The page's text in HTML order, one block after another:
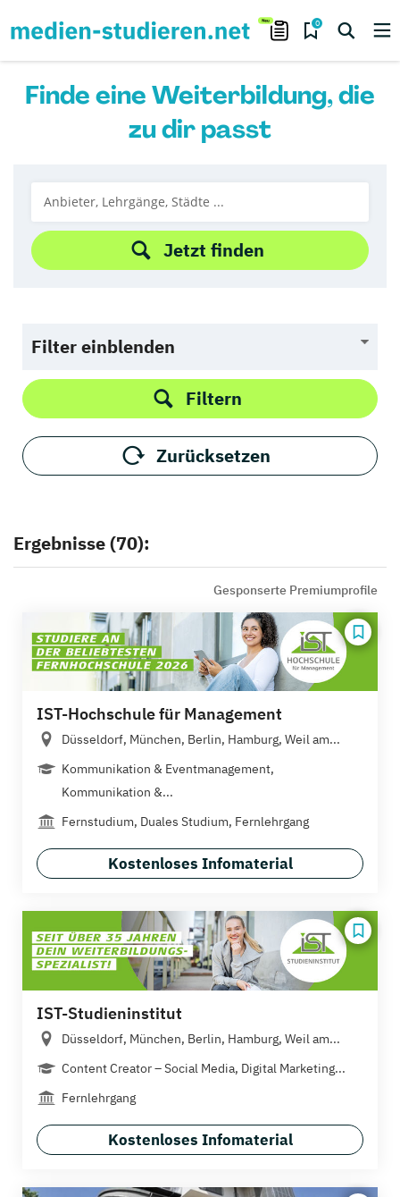
0
Finde eine Weiterbildung, die
zu dir passt
Jetzt finden
Filter einblenden
Filtern
Zurücksetzen
Ergebnisse (70):
Gesponserte Premiumprofile
IST-Hochschule für Management
Düsseldorf, München, Berlin, Hamburg, Weil am...
Kommunikation & Eventmanagement,
Kommunikation &...
Fernstudium, Duales Studium, Fernlehrgang
Kostenloses Infomaterial
IST-Studieninstitut
Düsseldorf, München, Berlin, Hamburg, Weil am...
Content Creator – Social Media, Digital Marketing...
Fernlehrgang
Kostenloses Infomaterial